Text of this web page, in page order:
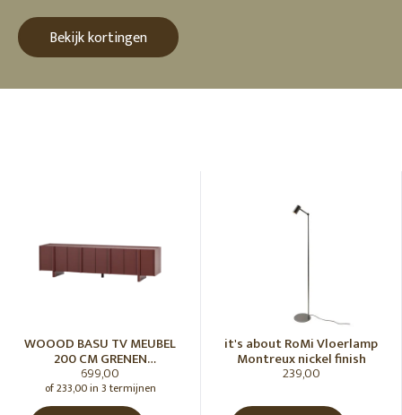
Bekijk kortingen
WOOOD BASU TV MEUBEL
200 CM GRENEN
BORDEAUXROOD [fsc]
699,00
of 233,00 in 3 termijnen
it's about RoMi Vloerlamp
Montreux nickel finish
239,00